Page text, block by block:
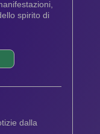
spirito di
dalla